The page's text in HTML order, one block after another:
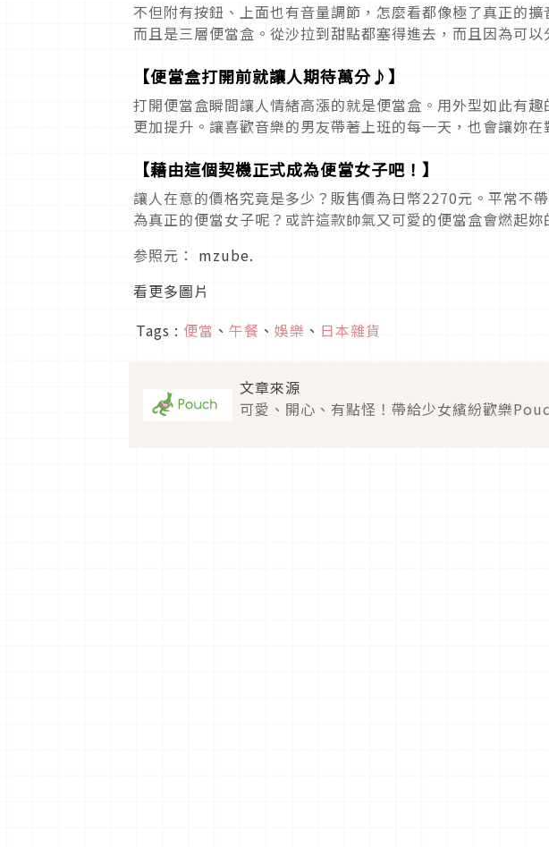
不但附有按鈕、上面也有音量調節，怎麼看都像極了真正的
而且是三層便當盒。從沙拉到甜點都塞得進去，而且因為可
【便當盒打開前就讓人期待萬分♪】
打開便當盒瞬間讓人情緒高漲的就是便當盒。用外型如此有
更加提升。讓喜歡音樂的男友帶著上班的每一天，也會讓妳
【藉由這個契機正式成為便當女子吧！】
讓人在意的價格究竟是多少？販售價為日幣2270元。平常不
為真正的便當女子呢？或許這款帥氣又可愛的便當盒會燃起妳
参照元： mzube.
看更多圖片
Tags : 便當 、 午餐 、 娛樂 、 日本雜貨
文章來源
可愛、開心、有點怪！帶給少女繽紛歡樂